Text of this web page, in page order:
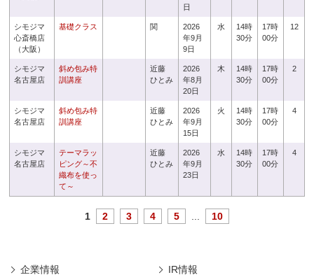
日
シモジマ
心斎橋店
（大阪）
基礎クラス 関
2026
年9月
9日
水
14時
30分
17時
00分
12
シモジマ
名古屋店
斜め包み特
訓講座
近藤
ひとみ
2026
年8月
20日
木
14時
30分
17時
00分
2
シモジマ
名古屋店
斜め包み特
訓講座
近藤
ひとみ
2026
年9月
15日
火
14時
30分
17時
00分
4
シモジマ
名古屋店
テーマラッ
ピング～不
織布を使っ
て～
近藤
ひとみ
2026
年9月
23日
水
14時
30分
17時
00分
4
1 2 3 4 5 10
企業情報 IR情報